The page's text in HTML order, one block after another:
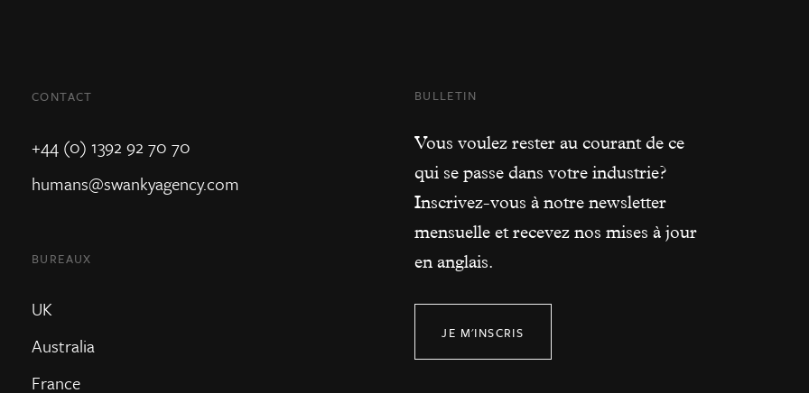
BULLETIN
Vous voulez rester au courant de ce
qui se passe dans votre industrie?
Inscrivez-vous à notre newsletter
mensuelle et recevez nos mises à jour
en anglais.
JE M'INSCRIS
CONTACT
+44 (0) 1392 92 70 70
humans@swankyagency.com
BUREAUX
UK
Australia
France